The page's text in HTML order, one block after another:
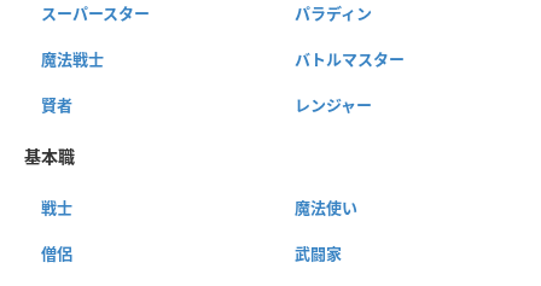
スーパースター パラディン
魔法戦士 バトルマスター
賢者 レンジャー
基本職
戦士 魔法使い
僧侶 武闘家